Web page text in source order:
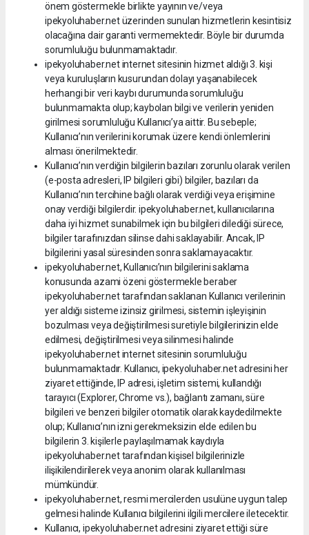
önem göstermekle birlikte yayının ve/veya
ipekyoluhaber.net üzerinden sunulan hizmetlerin kesintisiz
olacağına dair garanti vermemektedir. Böyle bir durumda
sorumluluğu bulunmamaktadır.
ipekyoluhaber.net internet sitesinin hizmet aldığı 3. kişi
veya kuruluşların kusurundan dolayı yaşanabilecek
herhangi bir veri kaybı durumunda sorumluluğu
bulunmamakta olup; kaybolan bilgi ve verilerin yeniden
girilmesi sorumluluğu Kullanıcı’ya aittir. Bu sebeple;
Kullanıcı’nın verilerini korumak üzere kendi önlemlerini
alması önerilmektedir.
Kullanıcı’nın verdiğin bilgilerin bazıları zorunlu olarak verilen
(e-posta adresleri, IP bilgileri gibi) bilgiler, bazıları da
Kullanıcı’nın tercihine bağlı olarak verdiği veya erişimine
onay verdiği bilgilerdir. ipekyoluhaber.net, kullanıcılarına
daha iyi hizmet sunabilmek için bu bilgileri dilediği sürece,
bilgiler tarafınızdan silinse dahi saklayabilir. Ancak, IP
bilgilerini yasal süresinden sonra saklamayacaktır.
ipekyoluhaber.net, Kullanıcı’nın bilgilerini saklama
konusunda azami özeni göstermekle beraber
ipekyoluhaber.net tarafından saklanan Kullanıcı verilerinin
yer aldığı sisteme izinsiz girilmesi, sistemin işleyişinin
bozulması veya değiştirilmesi suretiyle bilgilerinizin elde
edilmesi, değiştirilmesi veya silinmesi halinde
ipekyoluhaber.net internet sitesinin sorumluluğu
bulunmamaktadır. Kullanıcı, ipekyoluhaber.net adresini her
ziyaret ettiğinde, IP adresi, işletim sistemi, kullandığı
tarayıcı (Explorer, Chrome vs.), bağlantı zamanı, süre
bilgileri ve benzeri bilgiler otomatik olarak kaydedilmekte
olup; Kullanıcı’nın izni gerekmeksizin elde edilen bu
bilgilerin 3. kişilerle paylaşılmamak kaydıyla
ipekyoluhaber.net tarafından kişisel bilgilerinizle
ilişikilendirilerek veya anonim olarak kullanılması
mümkündür.
ipekyoluhaber.net, resmi mercilerden usulüne uygun talep
gelmesi halinde Kullanıcı bilgilerini ilgili mercilere iletecektir.
Kullanıcı, ipekyoluhaber.net adresini ziyaret ettiği süre